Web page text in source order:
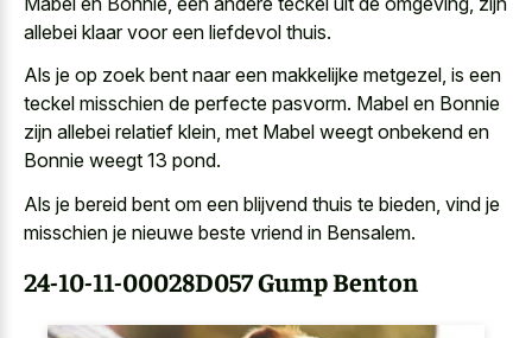
allebei klaar voor een liefdevol thuis.
Als je op zoek bent naar een makkelijke metgezel, is een
teckel misschien de perfecte pasvorm. Mabel en Bonnie
zijn allebei relatief klein, met Mabel weegt onbekend en
Bonnie weegt 13 pond.
Als je bereid bent om een blijvend thuis te bieden, vind je
misschien je nieuwe beste vriend in Bensalem.
24-10-11-00028D057 Gump Benton